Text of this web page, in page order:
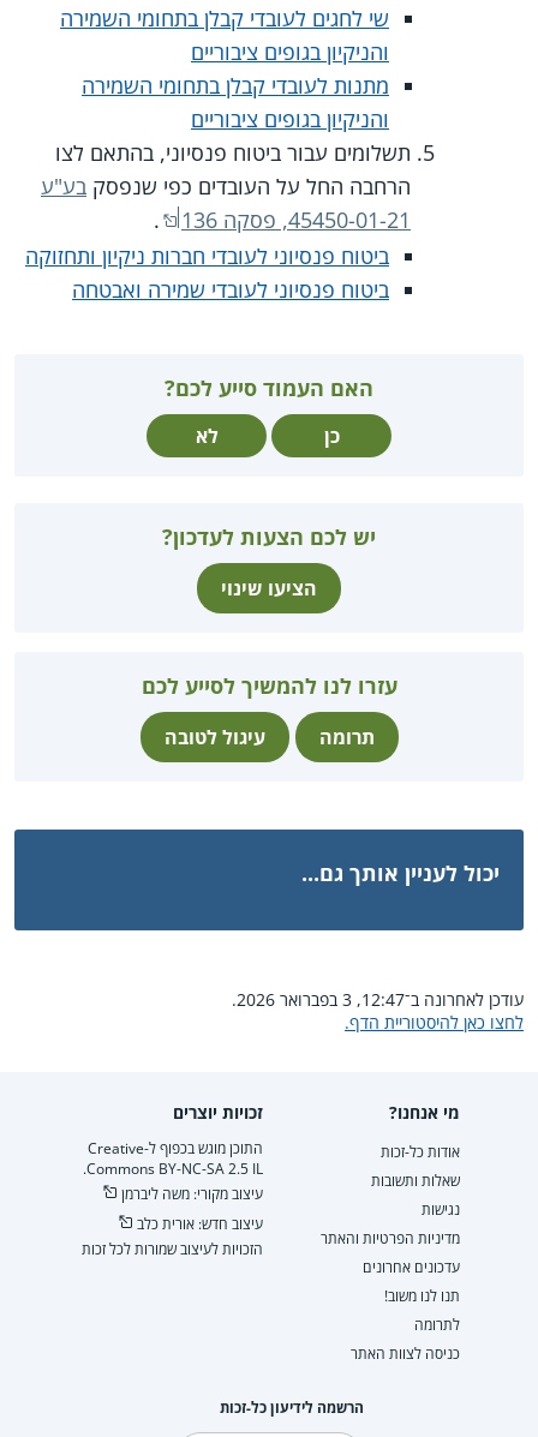
שי לחגים לעובדי קבלן בתחומי השמירה
והניקיון בגופים ציבוריים
מתנות לעובדי קבלן בתחומי השמירה
והניקיון בגופים ציבוריים
תשלומים עבור ביטוח פנסיוני, בהתאם לצו
הרחבה החל על העובדים כפי שנפסק בע"ע
45450-01-21, פסקה 136
.
ביטוח פנסיוני לעובדי חברות ניקיון ותחזוקה
ביטוח פנסיוני לעובדי שמירה ואבטחה
האם העמוד סייע לכם?
כן לא
יש לכם הצעות לעדכון?
הציעו שינוי
עזרו לנו להמשיך לסייע לכם
תרומה עיגול לטובה
יכול לעניין אותך גם...
עודכן לאחרונה ב־12:47, 3 בפברואר 2026.
לחצו כאן להיסטוריית הדף.
מי אנחנו?
אודות כל-זכות
שאלות ותשובות
נגישות
מדיניות הפרטיות והאתר
עדכונים אחרונים
תנו לנו משוב!
לתרומה
כניסה לצוות האתר
זכויות יוצרים
התוכן מוגש בכפוף ל-Creative
Commons BY-NC-SA 2.5 IL.
עיצוב מקורי: משה ליברמן
עיצוב חדש: אורית כלב
הזכויות לעיצוב שמורות לכל זכות
הרשמה לידיעון כל-זכות